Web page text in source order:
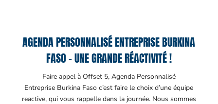
AGENDA PERSONNALISÉ ENTREPRISE BURKINA
FASO – UNE GRANDE RÉACTIVITÉ !
Faire appel à Offset 5, Agenda Personnalisé
Entreprise Burkina Faso c’est faire le choix d’une équipe
reactive, qui vous rappelle dans la journée. Nous sommes